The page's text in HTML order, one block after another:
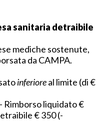
sanitaria detraibile
mediche sostenute,
da CAMPA.
inferioreal limite (di €
Rimborso liquidato €
€ 350 (-